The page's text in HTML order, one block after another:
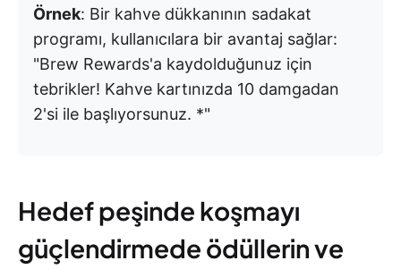
Örnek: Bir kahve dükkanının sadakat
programı, kullanıcılara bir avantaj sağlar:
"Brew Rewards'a kaydolduğunuz için
tebrikler! Kahve kartınızda 10 damgadan
2'si ile başlıyorsunuz. *"
Hedef peşinde koşmayı
güçlendirmede ödüllerin ve